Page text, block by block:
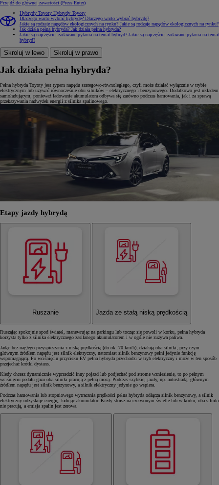
Przejdź do głównej zawartości (Press Enter)
Hybrydy Toyoty Hybrydy Toyoty
Dlaczego warto wybrać hybrydę? Dlaczego warto wybrać hybrydę?
Jakie są rodzaje napędów ekologicznych na rynku? Jakie są rodzaje napędów ekologicznych na rynku?
Jak działa pełna hybryda? Jak działa pełna hybryda?
Jakie są najczęściej zadawane pytania na temat hybryd? Jakie są najczęściej zadawane pytania na temat
hybryd?
Skroluj w lewo Skroluj w prawo
Jak działa pełna hybryda?
Pełna hybryda Toyoty jest typem napędu szeregowo-równoległego, czyli może działać wyłącznie w trybie
elektrycznym lub używać równocześnie obu silników – elektrycznego i benzynowego. Dodatkowo jest układem
samoładującym, ponieważ ładowanie akumulatora odbywa się zarówno podczas hamowania, jak i za sprawą
przekazywania nadwyżek energii z silnika spalinowego.
Etapy jazdy hybrydą
Ruszanie Jazda ze stałą niską prędkością
Ruszając spokojnie spod świateł, manewrując na parkingu lub tocząc się powoli w korku, pełna hybryda
korzysta tylko z silnika elektrycznego zasilanego akumulatorem i w ogóle nie zużywa paliwa.
Jadąc bez nagłego przyspieszania z niską prędkością (do ok. 70 km/h), działają oba silniki, przy czym
głównym źródłem napędu jest silnik elektryczny, natomiast silnik benzynowy pełni jedynie funkcję
wspomagającą. Po wciśnięciu przycisku EV pełna hybryda przechodzi w tryb elektryczny i może w ten sposób
przejechać krótki dystans.
Kiedy chcesz dynamicznie wyprzedzić inny pojazd lub podjechać pod strome wzniesienie, to po pełnym
wciśnięciu pedału gazu oba silniki pracują z pełną mocą. Podczas szybkiej jazdy, np. autostradą, głównym
źródłem napędu jest silnik benzynowy, a silnik elektryczny jedynie go wspiera.
Podczas hamowania lub stopniowego wytracania prędkości pełna hybryda odłącza silnik benzynowy, a silnik
elektryczny odzyskuje energię, ładując akumulator. Kiedy stoisz na czerwonym świetle lub w korku, oba silniki
nie pracują, a emisja spalin jest zerowa.